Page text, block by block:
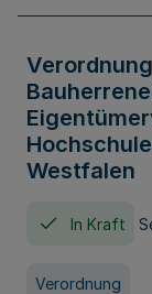
Westfalen
In Kraft
Verordnung